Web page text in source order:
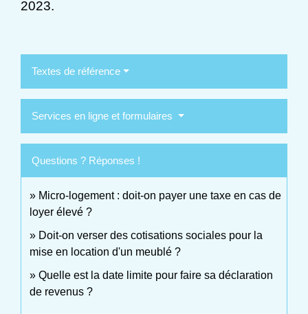
2023.
Textes de référence
Services en ligne et formulaires
Questions ? Réponses !
Micro-logement : doit-on payer une taxe en cas de
loyer élevé ?
Doit-on verser des cotisations sociales pour la
mise en location d'un meublé ?
Quelle est la date limite pour faire sa déclaration
de revenus ?